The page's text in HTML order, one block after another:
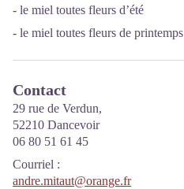
- le miel toutes fleurs d’été
- le miel toutes fleurs de printemps
Contact
29 rue de Verdun,
52210 Dancevoir
06 80 51 61 45
Courriel :
andre.mitaut@orange.fr